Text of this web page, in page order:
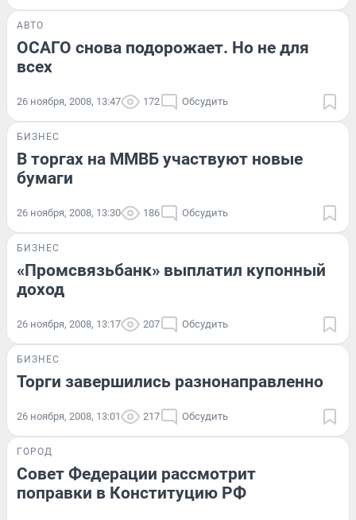
АВТО
ОСАГО снова подорожает. Но не для
всех
26 ноября, 2008, 13:47 172 Обсудить
БИЗНЕС
В торгах на ММВБ участвуют новые
бумаги
26 ноября, 2008, 13:30 186 Обсудить
БИЗНЕС
«Промсвязьбанк» выплатил купонный
доход
26 ноября, 2008, 13:17 207 Обсудить
БИЗНЕС
Торги завершились разнонаправленно
26 ноября, 2008, 13:01 217 Обсудить
ГОРОД
Совет Федерации рассмотрит
поправки в Конституцию РФ